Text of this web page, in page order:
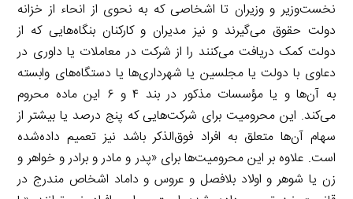
نخست‌وزیر و وزیران تا اشخاصی که به نحوی از انحاء از خزانه
دولت حقوق می‌گیرند و نیز مدیران و کارکنان بنگاه‌هایی که از
دولت کمک دریافت می‌کنند را از شرکت در معاملات یا داوری در
دعاوی با دولت یا مجلسین یا شهرداری‌ها یا دستگاه‌های وابسته
به آن‌ها و یا مؤسسات مذکور در بند ۴ و ۶ این ماده محروم
می‌کند. این محرومیت برای شرکت‌هایی که پنج درصد یا بیشتر از
سهام آن‌ها متعلق به افراد فوق‌الذکر باشد نیز تعمیم داده‌شده
است. علاوه بر این محرومیت‌ها برای «پدر و مادر و برادر و خواهر و
زن یا شوهر و اولاد بلافصل و عروس و داماد اشخاص مندرج در